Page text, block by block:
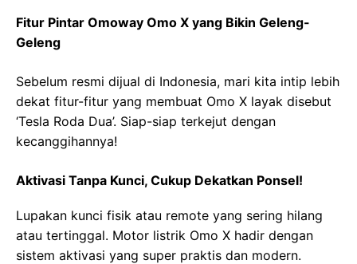
Fitur Pintar Omoway Omo X yang Bikin Geleng-
Geleng
Sebelum resmi dijual di Indonesia, mari kita intip lebih
dekat fitur-fitur yang membuat Omo X layak disebut
‘Tesla Roda Dua’. Siap-siap terkejut dengan
kecanggihannya!
Aktivasi Tanpa Kunci, Cukup Dekatkan Ponsel!
Lupakan kunci fisik atau remote yang sering hilang
atau tertinggal. Motor listrik Omo X hadir dengan
sistem aktivasi yang super praktis dan modern.